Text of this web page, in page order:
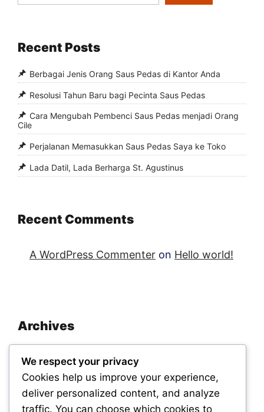
Recent Posts
Berbagai Jenis Orang Saus Pedas di Kantor Anda
Resolusi Tahun Baru bagi Pecinta Saus Pedas
Cara Mengubah Pembenci Saus Pedas menjadi Orang
Cile
Perjalanan Memasukkan Saus Pedas Saya ke Toko
Lada Datil, Lada Berharga St. Agustinus
Recent Comments
A WordPress Commenter on Hello world!
Archives
September 2025
We respect your privacy
Cookies help us improve your experience,
deliver personalized content, and analyze
traffic. You can choose which cookies to